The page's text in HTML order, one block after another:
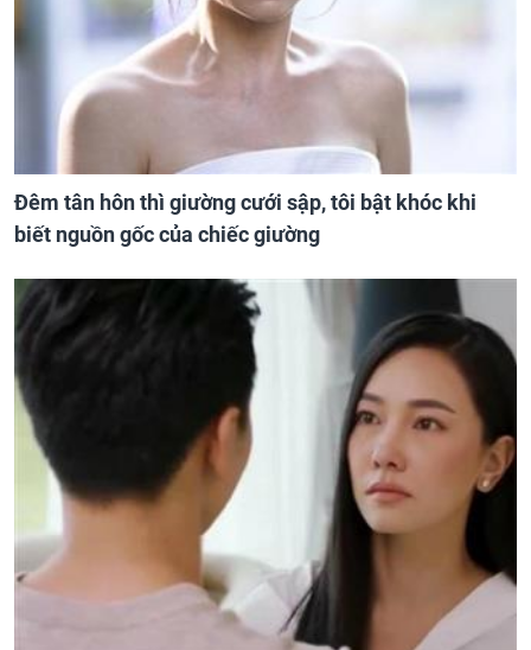
Đêm tân hôn thì giường cưới sập, tôi bật khóc khi
biết nguồn gốc của chiếc giường